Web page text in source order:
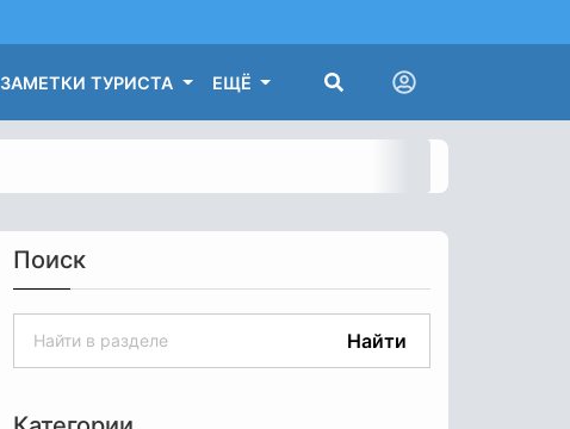
ЗАМЕТКИ ТУРИСТА ЕЩЁ
Поиск
Найти